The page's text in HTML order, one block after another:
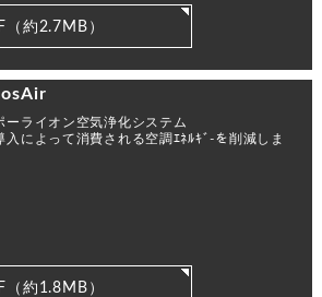
（約2.7MB）
ーライオン空気浄化システム
入によって消費される空調ｴﾈﾙｷﾞ-を削減しま
（約1.8MB）